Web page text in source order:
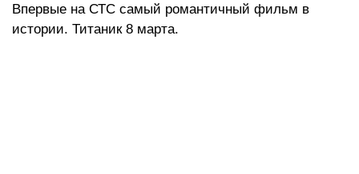
Впервые на СТС самый романтичный фильм в
истории. Титаник 8 марта.